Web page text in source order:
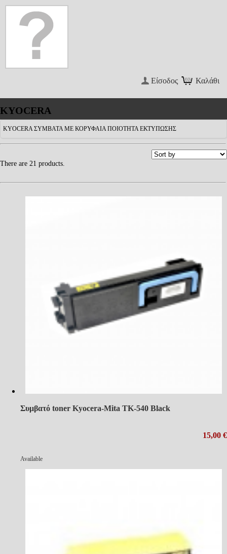
Καλάθι
Είσοδος
KYOCERA
KYOCERA ΣΥΜΒΑΤΑ ΜΕ ΚΟΡΥΦΑΙΑ ΠΟΙΟΤΗΤΑ ΕΚΤΥΠΩΣΗΣ
There are 21 products.
Συμβατό toner Kyocera-Mita TK-540 Black
15,00 €
Available